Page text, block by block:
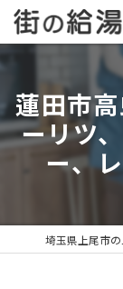
蓮田市高
ーリツ
ー、